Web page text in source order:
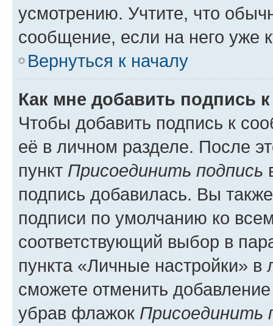
усмотрению. Учтите, что
сообщение, если на него уже
Вернуться к началу
Как мне добавить подпись
Чтобы добавить подпись к
её в личном разделе. После
пункт Присоединить подпись
подпись добавилась. Вы
подписи по умолчанию ко
соответствующий выбор в
пункта «Личные настройки»
сможете отменить
убрав флажок Присоединить